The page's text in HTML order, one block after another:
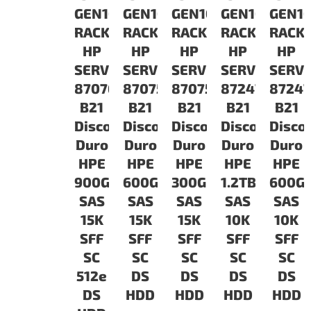
GEN10
RACK
HP
SERVIDORES
870765-
B21
Disco
Duro
HPE
900GB
SAS
15K
SFF
SC
512e
DS
GEN10
RACK
HP
SERVIDORES
870757-
B21
Disco
Duro
HPE
600GB
SAS
15K
SFF
SC
DS
HDD
GEN10
RACK
HP
SERVIDORES
870753-
B21
Disco
Duro
HPE
300GB
SAS
15K
SFF
SC
DS
HDD
GEN10
RACK
HP
SERVIDORES
872479-
B21
Disco
Duro
HPE
1.2TB
SAS
10K
SFF
SC
DS
HDD
RACK
HP
B21
Disco
Duro
HPE
SAS
10K
SFF
SC
DS
HDD